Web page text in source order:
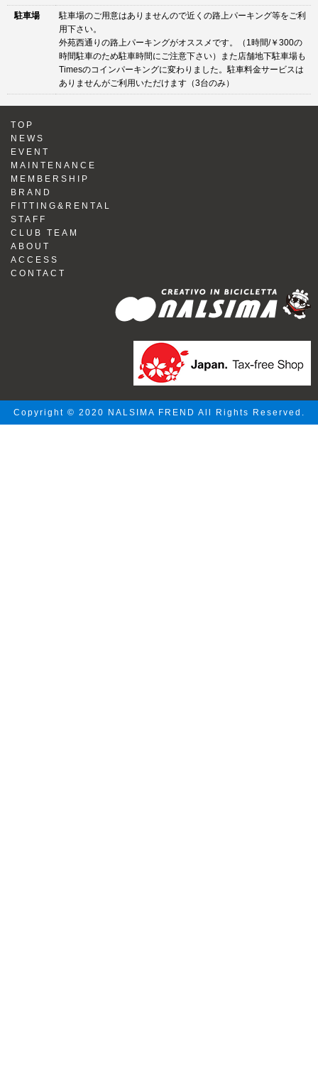
駐車場
駐車場のご用意はありませんので近くの路上パーキング等をご利
用下さい。
外苑西通りの路上パーキングがオススメです。（1時間/￥300の
時間駐車のため駐車時間にご注意下さい）また店舗地下駐車場も
Timesのコインパーキングに変わりました。駐車料金サービスは
ありませんがご利用いただけます（3台のみ）
TOP
NEWS
EVENT
MAINTENANCE
MEMBERSHIP
BRAND
FITTING&RENTAL
STAFF
CLUB TEAM
ABOUT
ACCESS
CONTACT
Copyright © 2020 NALSIMA FREND All Rights Reserved.